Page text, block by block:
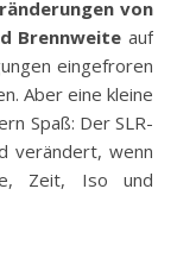
von
Brennweite auf
eingefroren
Aber eine kleine
Spaß: Der SLR-
verändert, wenn
Zeit, Iso und